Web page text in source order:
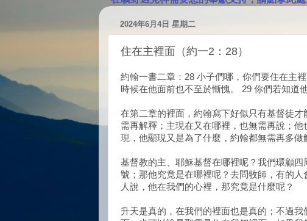
2024年6月4日 星期二
住在主裡面（約一2：28）
約翰一書二章：28 小子們哪，你們要住在主
時候在他面前也不至於慚愧。 29 你們若知道
在第二章的裡面，約翰寫下好似只有基督徒
需再解釋；主現在又在哪裡，也無需再說；
現，他顯現又是為了什麼，約翰都無需再多做
基督教的主、耶穌基督在哪裡呢？我們環顧
號；那他究竟是在哪裡呢？去問牧師，有的
人說，他在我們的心裡，那究竟是什麼呢？
升天是真的，在我們的裡面也是真的；不過